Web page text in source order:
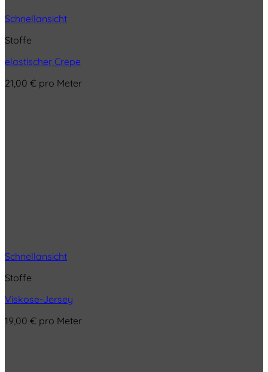
Schnellansicht
Stoffe
elastischer Crepe
21,00 € pro Meter
Schnellansicht
Stoffe
Viskose-Jersey
19,00 € pro Meter